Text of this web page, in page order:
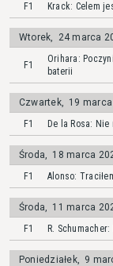
F1
Krack: Celem
Wtorek, 24 marca
F1
Orihara:
baterii
Czwartek, 19
F1
De la Rosa:
Środa, 18 marca
F1
Alonso:
Środa, 11 marca
F1
R.
Poniedziałek, 9